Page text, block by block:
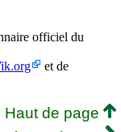
officiel du
et de
Haut de page